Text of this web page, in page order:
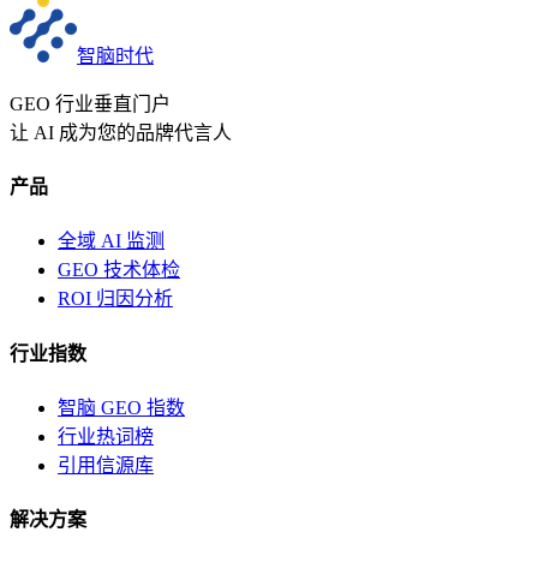
智脑时代
GEO 行业垂直门户
让 AI 成为您的品牌代言人
产品
全域 AI 监测
GEO 技术体检
ROI 归因分析
行业指数
智脑 GEO 指数
行业热词榜
引用信源库
解决方案